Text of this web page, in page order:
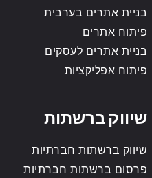
בניית אתרים בערבית
פיתוח אתרים
בניית אתרים לעסקים
פיתוח אפליקציות
שיווק ברשתות
שיווק ברשתות חברתיות
פרסום ברשתות חברתיות